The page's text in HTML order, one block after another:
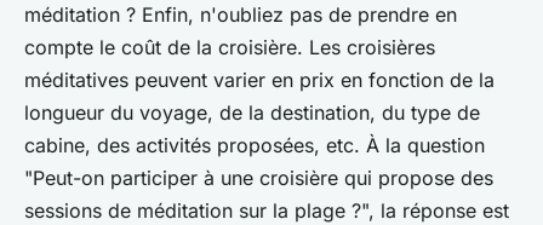
méditation ? Enfin, n'oubliez pas de prendre en
compte le coût de la croisière. Les croisières
méditatives peuvent varier en prix en fonction de la
longueur du voyage, de la destination, du type de
cabine, des activités proposées, etc. À la question
"Peut-on participer à une croisière qui propose des
sessions de méditation sur la plage ?", la réponse est